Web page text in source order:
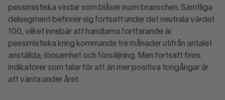
pessimistiska vindar som blåser inom branschen. Samtliga
delsegment befinner sig fortsatt under det neutrala värdet
100, vilket innebär att handlarna fortfarande är
pessimistiska kring kommande tre månader utifrån antalet
anställda, lönsamhet och försäljning. Men fortsatt finns
indikatorer som talar för att än mer positiva tongångar är
att vänta under året.